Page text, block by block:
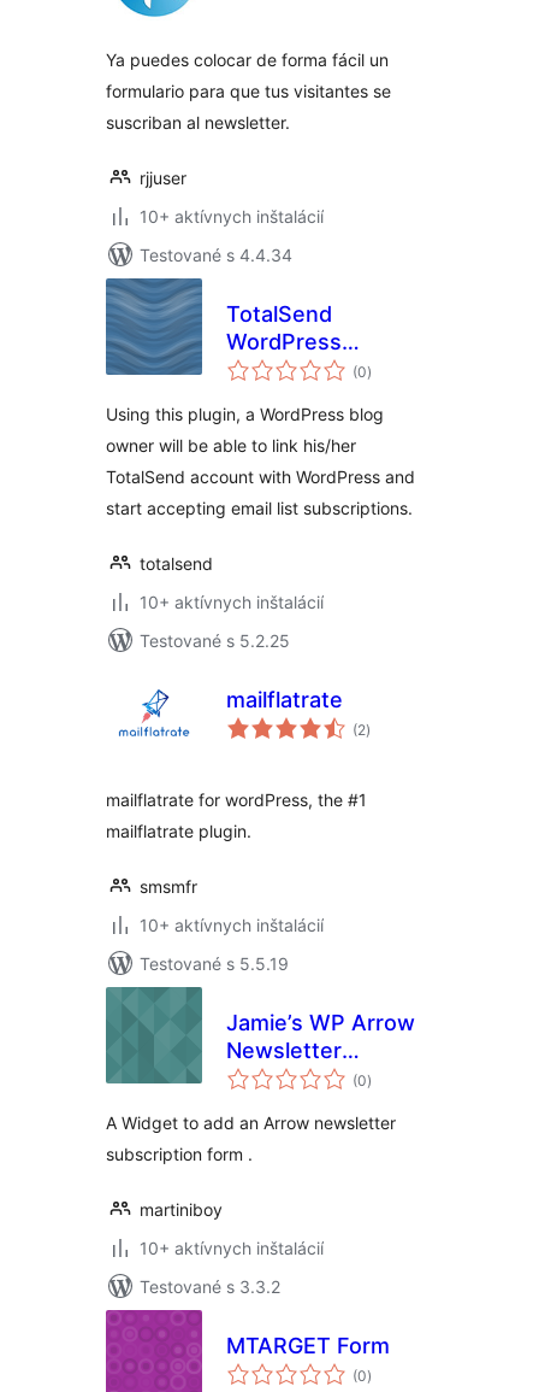
Ya puedes colocar de forma fácil un
formulario para que tus visitantes se
suscriban al newsletter.
rjjuser
10+ aktívnych inštalácií
Testované s 4.4.34
TotalSend
WordPress
Integration
(0celkové
hodnotenie
)
Using this plugin, a WordPress blog
owner will be able to link his/her
TotalSend account with WordPress and
start accepting email list subscriptions.
totalsend
10+ aktívnych inštalácií
Testované s 5.2.25
mailflatrate
(2celkové
hodnotenie
)
mailflatrate for wordPress, the #1
mailflatrate plugin.
smsmfr
10+ aktívnych inštalácií
Testované s 5.5.19
Jamie’s WP Arrow
Newsletter
Subscriber
(0celkové
hodnotenie
)
A Widget to add an Arrow newsletter
subscription form .
martiniboy
10+ aktívnych inštalácií
Testované s 3.3.2
MTARGET Form
(0celkové
hodnotenie
)